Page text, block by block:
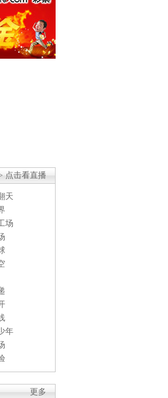
点击看直播
天
场
年
更多